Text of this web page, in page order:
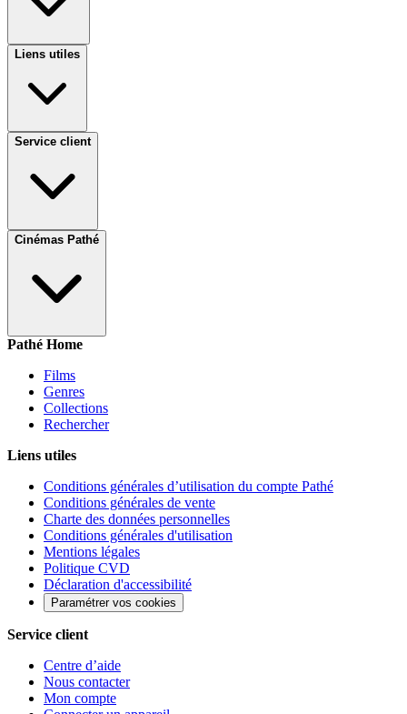
Liens utiles
Service client
Cinémas Pathé
Pathé Home
Films
Genres
Collections
Rechercher
Liens utiles
Conditions générales d’utilisation du compte Pathé
Conditions générales de vente
Charte des données personnelles
Conditions générales d'utilisation
Mentions légales
Politique CVD
Déclaration d'accessibilité
Paramétrer vos cookies
Service client
Centre d’aide
Nous contacter
Mon compte